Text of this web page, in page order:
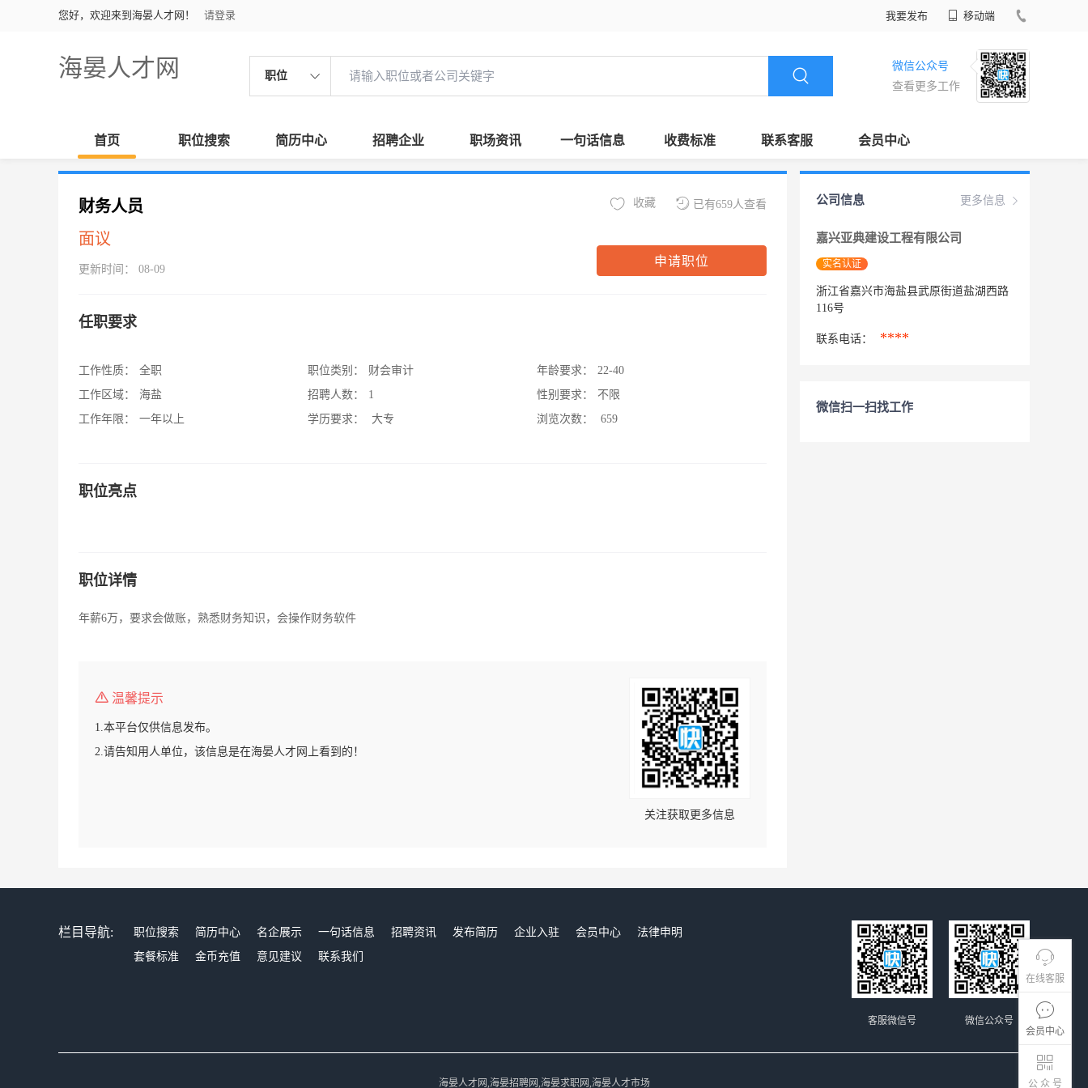
您好，欢迎来到海晏人才网！ 请登录 我要发布 移动端
海晏人才网 职位
微信公众号
查看更多工作
首页 职位搜索 简历中心 招聘企业 职场资讯 一句话信息 收费标准 联系客服 会员中心
在线客服
会员中心
公 众 号
财务人员
面议
更新时间： 08-09
已有659人查看
收藏
申请职位
任职要求
工作性质：
全职
工作区域：
海盐
工作年限：
一年以上
职位类别：
财会审计
招聘人数：
1
学历要求：
大专
年龄要求：
22-40
性别要求：
不限
浏览次数：
659
职位亮点
职位详情
年薪6万，要求会做账，熟悉财务知识，会操作财务软件
温馨提示
1.本平台仅供信息发布。
2.请告知用人单位，该信息是在海晏人才网上看到的！
关注获取更多信息
更多信息
公司信息
嘉兴亚典建设工程有限公司
实名认证
浙江省嘉兴市海盐县武原街道盐湖西路
116号
联系电话： ****
微信扫一扫找工作
栏目导航: 职位搜索 简历中心 名企展示 一句话信息 招聘资讯 发布简历 企业入驻 会员中心
法律申明
套餐标准
金币充值 意见建议 联系我们
微信公众号
客服微信号
海晏人才网,海晏招聘网,海晏求职网,海晏人才市场